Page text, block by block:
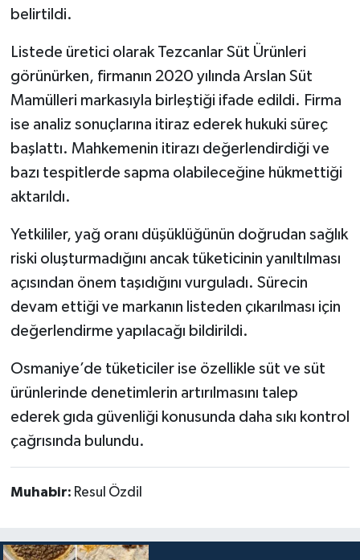
belirtildi.
Listede üretici olarak Tezcanlar Süt Ürünleri
görünürken, firmanın 2020 yılında Arslan Süt
Mamülleri markasıyla birleştiği ifade edildi. Firma
ise analiz sonuçlarına itiraz ederek hukuki süreç
başlattı. Mahkemenin itirazı değerlendirdiği ve
bazı tespitlerde sapma olabileceğine hükmettiği
aktarıldı.
Yetkililer, yağ oranı düşüklüğünün doğrudan sağlık
riski oluşturmadığını ancak tüketicinin yanıltılması
açısından önem taşıdığını vurguladı. Sürecin
devam ettiği ve markanın listeden çıkarılması için
değerlendirme yapılacağı bildirildi.
Osmaniye’de tüketiciler ise özellikle süt ve süt
ürünlerinde denetimlerin artırılmasını talep
ederek gıda güvenliği konusunda daha sıkı kontrol
çağrısında bulundu.
Muhabir: Resul Özdil